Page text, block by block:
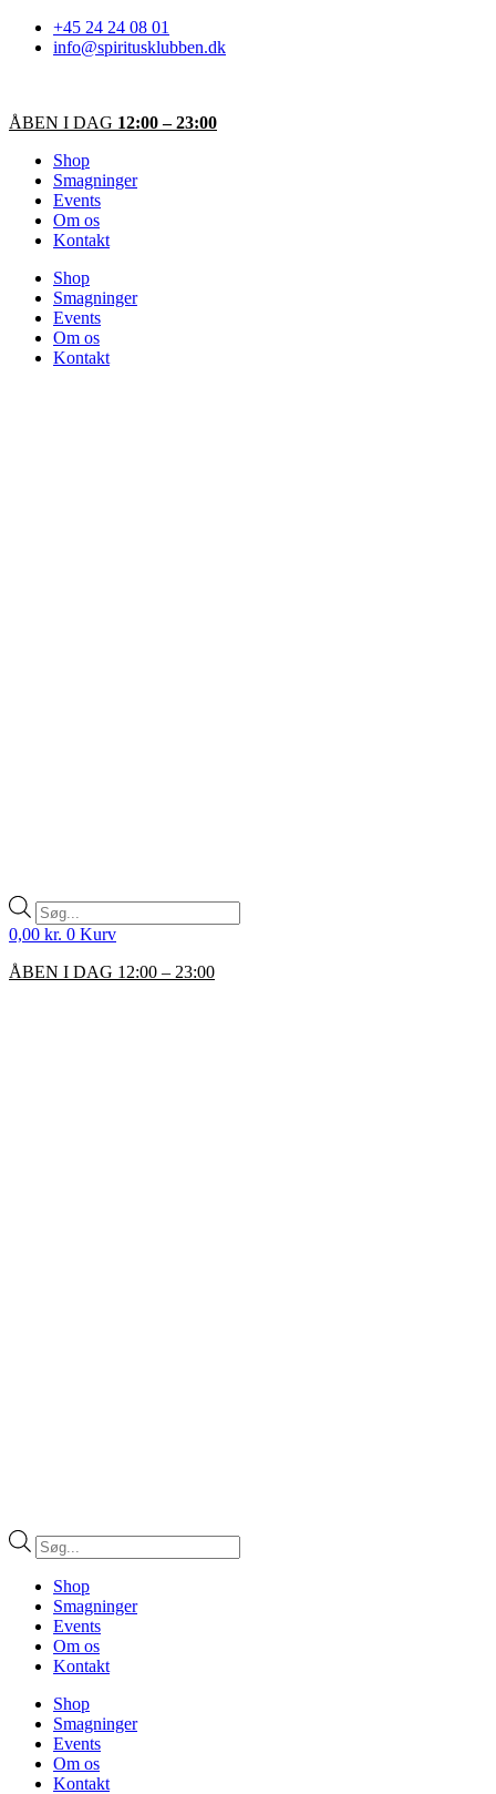
Videre+45 24 24 08 01
info@spiritusklubben.dk
ÅBEN I DAG 12:00 – 23:00
Shop
Smagninger
Events
Om os
Kontakt
Shop
Smagninger
Events
Om os
Kontakt
Products
search
0,00 kr. 0 Kurv
ÅBEN I DAG 12:00 – 23:00
Products
search
Shop
Smagninger
Events
Om os
Kontakt
Shop
Smagninger
Events
Om os
Kontakt